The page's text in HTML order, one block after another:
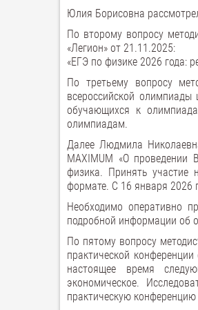
Юлия Борисовна
По второму вопросу
«Легион» от 21.11.2025:
«ЕГЭ по физике 2026 года:
По третьему вопросу
всероссийской
обучающихся к
олимпиадам.
Далее Людмила
MAXIMUM «О
физика. Принять участие
формате. С 16 января 2026
Необходимо оперативно
подробной информации об
По пятому вопросу
практической
настоящее время
экономическое.
практическую